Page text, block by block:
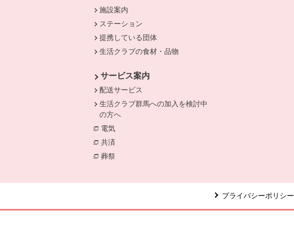
施設案内
ステーション
提携している団体
生活クラブの食材・品物
サービス案内
配送サービス
生活クラブ群馬への加入を検討中
の方へ
電気
共済
葬祭
プライバシーポリシー